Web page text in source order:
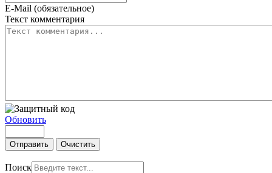
E-Mail (обязательное)
Текст комментария
Обновить
Отправить Очистить
Поиск